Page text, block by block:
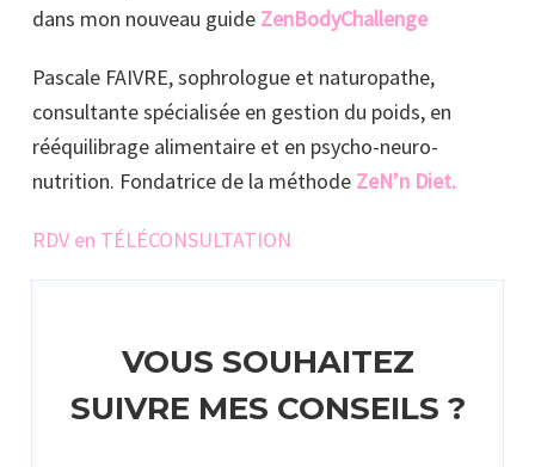
dans mon nouveau guide ZenBodyChallenge
Pascale FAIVRE, sophrologue et naturopathe,
consultante spécialisée en gestion du poids, en
rééquilibrage alimentaire et en psycho-neuro-
nutrition. Fondatrice de la méthode ZeN’n Diet.
RDV en TÉLÉCONSULTATION
VOUS SOUHAITEZ
SUIVRE MES CONSEILS ?